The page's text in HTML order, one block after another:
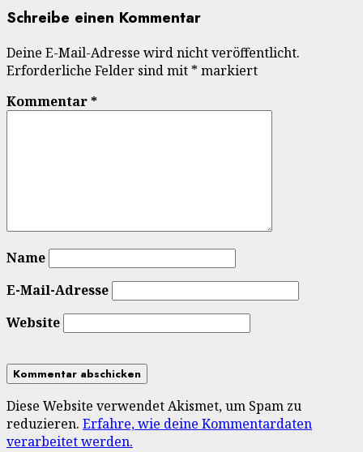
Schreibe einen Kommentar
Deine E-Mail-Adresse wird nicht veröffentlicht.
Erforderliche Felder sind mit * markiert
Kommentar*
Name
E-Mail-Adresse
Website
Diese Website verwendet Akismet, um Spam zu
reduzieren. Erfahre, wie deine Kommentardaten
verarbeitet werden.